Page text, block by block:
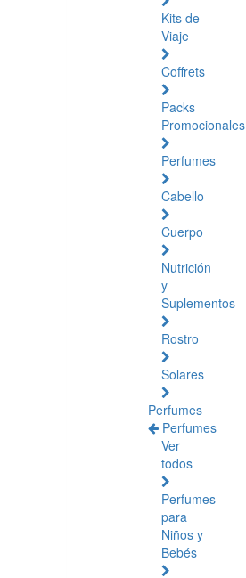
Kits de
Viaje
Coffrets
Packs
Promocionales
Perfumes
Cabello
Cuerpo
Nutrición
y
Suplementos
Rostro
Solares
Perfumes
Perfumes
Ver
todos
Perfumes
para
Niños y
Bebés